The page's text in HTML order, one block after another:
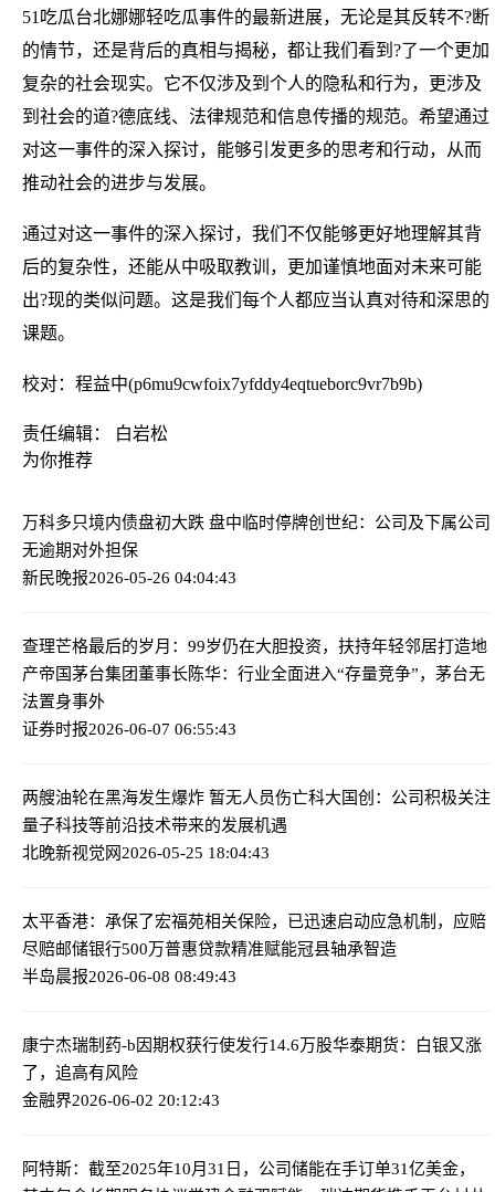
51吃瓜台北娜娜轻吃瓜事件的最新进展，无论是其反转不?断
的情节，还是背后的真相与揭秘，都让我们看到?了一个更加
复杂的社会现实。它不仅涉及到个人的隐私和行为，更涉及
到社会的道?德底线、法律规范和信息传播的规范。希望通过
对这一事件的深入探讨，能够引发更多的思考和行动，从而
推动社会的进步与发展。
通过对这一事件的深入探讨，我们不仅能够更好地理解其背
后的复杂性，还能从中吸取教训，更加谨慎地面对未来可能
出?现的类似问题。这是我们每个人都应当认真对待和深思的
课题。
校对：程益中(p6mu9cwfoix7yfddy4eqtueborc9vr7b9b)
责任编辑： 白岩松
为你推荐
万科多只境内债盘初大跌 盘中临时停牌创世纪：公司及下属公司
无逾期对外担保
新民晚报2026-05-26 04:04:43
查理芒格最后的岁月：99岁仍在大胆投资，扶持年轻邻居打造地
产帝国茅台集团董事长陈华：行业全面进入“存量竞争”，茅台无
法置身事外
证券时报2026-06-07 06:55:43
两艘油轮在黑海发生爆炸 暂无人员伤亡科大国创：公司积极关注
量子科技等前沿技术带来的发展机遇
北晚新视觉网2026-05-25 18:04:43
太平香港：承保了宏福苑相关保险，已迅速启动应急机制，应赔
尽赔邮储银行500万普惠贷款精准赋能冠县轴承智造
半岛晨报2026-06-08 08:49:43
康宁杰瑞制药-b因期权获行使发行14.6万股华泰期货：白银又涨
了，追高有风险
金融界2026-06-02 20:12:43
阿特斯：截至2025年10月31日，公司储能在手订单31亿美金，